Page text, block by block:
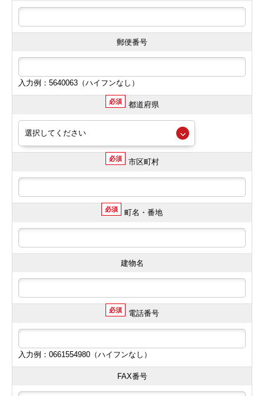
郵便番号
入力例：5640063（ハイフンなし）
必須 都道府県
必須 市区町村
必須 町名・番地
建物名
必須 電話番号
入力例：0661554980（ハイフンなし）
FAX番号